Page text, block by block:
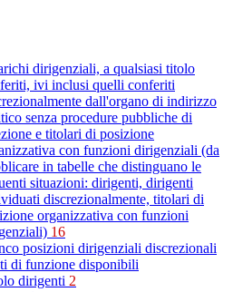
dirigenziali, a qualsiasi titolo
ivi inclusi quelli conferiti
dall'organo di indirizzo
senza procedure pubbliche di
e titolari di posizione
con funzioni dirigenziali (da
in tabelle che distinguano le
situazioni: dirigenti, dirigenti
discrezionalmente, titolari di
organizzativa con funzioni
16
posizioni dirigenziali discrezionali
di funzione disponibili
dirigenti 2